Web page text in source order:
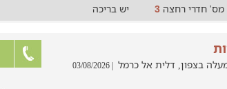
מס' חדרי רחצה3 יש בריכה
| 03/08/2026